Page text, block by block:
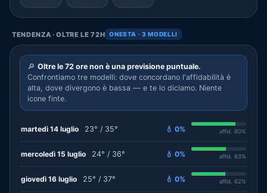
TENDENZA · OLTRE LE 72H ONESTA · 3 MODELLI
🔎 Oltre le 72 ore non è una previsione puntuale.
Confrontiamo tre modelli: dove concordano l'affidabilità è
alta, dove divergono è bassa — e te lo diciamo. Niente
icone finte.
martedì 14 luglio 23° / 35° 💧 0% affid. 80%
mercoledì 15 luglio 24° / 36° 💧 0% affid. 63%
giovedì 16 luglio 25° / 37° 💧 0% affid. 62%